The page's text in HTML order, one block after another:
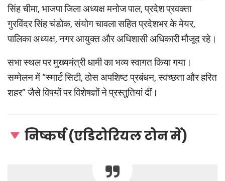
सिंह चीमा, भाजपा जिला अध्यक्ष मनोज पाल, प्रदेश प्रवक्ता
गुरविंदर सिंह चंडोक, संयोग चावला सहित प्रदेशभर के मेयर,
पालिका अध्यक्ष, नगर आयुक्त और अधिशासी अधिकारी मौजूद रहे।
सभा स्थल पर मुख्यमंत्री धामी का भव्य स्वागत किया गया।
सम्मेलन में “स्मार्ट सिटी, ठोस अपशिष्ट प्रबंधन, स्वच्छता और हरित
शहर” जैसे विषयों पर विशेषज्ञों ने प्रस्तुतियां दीं।
निष्कर्ष (एडिटोरियल टोन में)